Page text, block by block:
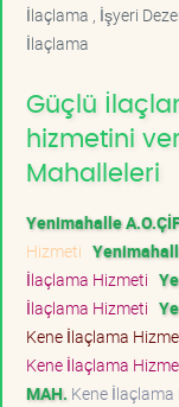
İlaçlama , İşyeri
İlaçlama
Güçlü
hizmetini
Mahalleleri
Yenimahalle
Hizmeti
İlaçlama Hizmeti
İlaçlama Hizmeti
Kene İlaçlama
Kene İlaçlama
MAH. Kene